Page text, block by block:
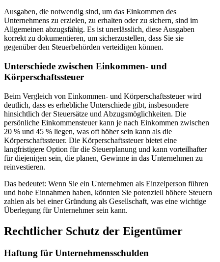
Ausgaben, die notwendig sind, um das Einkommen des
Unternehmens zu erzielen, zu erhalten oder zu sichern, sind im
Allgemeinen abzugsfähig. Es ist unerlässlich, diese Ausgaben
korrekt zu dokumentieren, um sicherzustellen, dass Sie sie
gegenüber den Steuerbehörden verteidigen können.
Unterschiede zwischen Einkommen- und
Körperschaftssteuer
Beim Vergleich von Einkommen- und Körperschaftssteuer wird
deutlich, dass es erhebliche Unterschiede gibt, insbesondere
hinsichtlich der Steuersätze und Abzugsmöglichkeiten. Die
persönliche Einkommensteuer kann je nach Einkommen zwischen
20 % und 45 % liegen, was oft höher sein kann als die
Körperschaftssteuer. Die Körperschaftssteuer bietet eine
langfristigere Option für die Steuerplanung und kann vorteilhafter
für diejenigen sein, die planen, Gewinne in das Unternehmen zu
reinvestieren.
Das bedeutet: Wenn Sie ein Unternehmen als Einzelperson führen
und hohe Einnahmen haben, könnten Sie potenziell höhere Steuern
zahlen als bei einer Gründung als Gesellschaft, was eine wichtige
Überlegung für Unternehmer sein kann.
Rechtlicher Schutz der Eigentümer
Haftung für Unternehmensschulden